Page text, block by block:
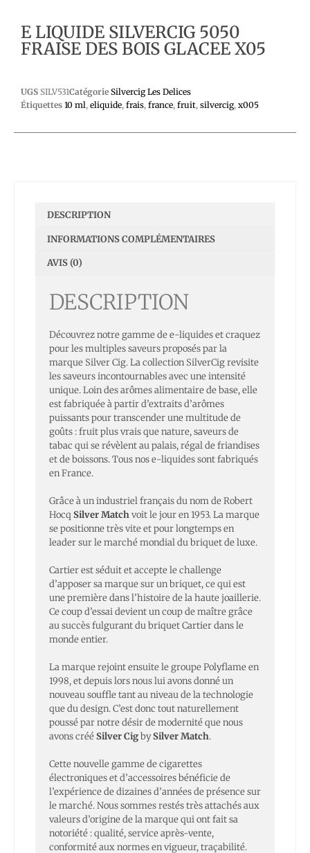
E LIQUIDE SILVERCIG 5050
FRAISE DES BOIS GLACEE X05
UGS SILV531Catégorie Silvercig Les Delices
Étiquettes 10 ml, eliquide, frais, france, fruit, silvercig, x005
DESCRIPTION
INFORMATIONS COMPLÉMENTAIRES
AVIS (0)
DESCRIPTION
Découvrez notre gamme de e-liquides et craquez
pour les multiples saveurs proposés par la
marque Silver Cig. La collection SilverCig revisite
les saveurs incontournables avec une intensité
unique. Loin des arômes alimentaire de base, elle
est fabriquée à partir d’extraits d’arômes
puissants pour transcender une multitude de
goûts : fruit plus vrais que nature, saveurs de
tabac qui se révèlent au palais, régal de friandises
et de boissons. Tous nos e-liquides sont fabriqués
en France.
Grâce à un industriel français du nom de Robert
Hocq Silver Matchvoit le jour en 1953. La marque
se positionne très vite et pour longtemps en
leader sur le marché mondial du briquet de luxe.
Cartier est séduit et accepte le challenge
d’apposer sa marque sur un briquet, ce qui est
une première dans l’histoire de la haute joaillerie.
Ce coup d’essai devient un coup de maître grâce
au succès fulgurant du briquet Cartier dans le
monde entier.
La marque rejoint ensuite le groupe Polyflame en
1998, et depuis lors nous lui avons donné un
nouveau souffle tant au niveau de la technologie
que du design. C’est donc tout naturellement
poussé par notre désir de modernité que nous
avons crééSilver CigbySilver Match.
Cette nouvelle gamme de cigarettes
électroniques et d’accessoires bénéficie de
l’expérience de dizaines d’années de présence sur
le marché. Nous sommes restés très attachés aux
valeurs d’origine de la marque qui ont fait sa
notoriété : qualité, service après-vente,
conformité aux normes en vigueur, traçabilité.